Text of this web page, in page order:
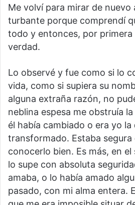
Me volví para mirar de nuevo
turbante porque comprendí
todo y entonces, por primera
verdad.
Lo observé y fue como si lo
vida, como si supiera su
alguna extraña razón, no
neblina espesa me obstruía
él había cambiado o era yo la
transformado. Estaba
conocerlo bien. Es más, en
lo supe con absoluta
amaba, o lo había amado
pasado, con mi alma entera.